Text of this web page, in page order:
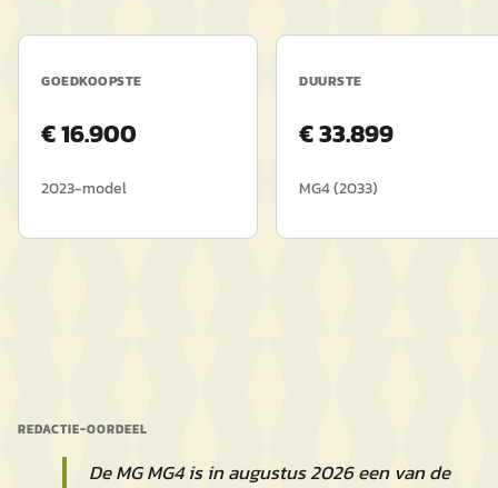
GOEDKOOPSTE
€16.900
2023-model
DUURSTE
€33.899
MG4(2033)
REDACTIE-OORDEEL
De MG MG4 is in augustus 2026 een van de